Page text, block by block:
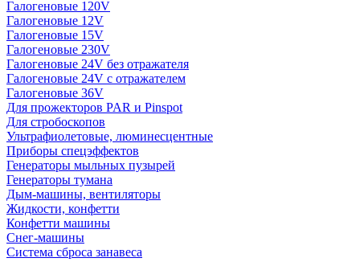
Галогеновые 120V
Галогеновые 12V
Галогеновые 15V
Галогеновые 230V
Галогеновые 24V без отражателя
Галогеновые 24V с отражателем
Галогеновые 36V
Для прожекторов PAR и Pinspot
Для стробоскопов
Ультрафиолетовые, люминесцентные
Приборы спецэффектов
Генераторы мыльных пузырей
Генераторы тумана
Дым-машины, вентиляторы
Жидкости, конфетти
Конфетти машины
Снег-машины
Система сброса занавеса